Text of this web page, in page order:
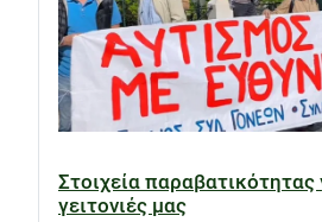
Στοιχεία παραβατικότητας
γειτονιές μας